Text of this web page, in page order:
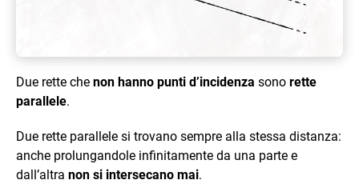
Due rette che non hanno punti d’incidenza sono rette
parallele.
Due rette parallele si trovano sempre alla stessa distanza:
anche prolungandole infinitamente da una parte e
dall’altra non si intersecano mai.